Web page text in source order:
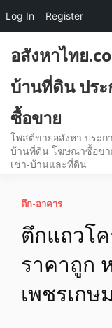
content
อสังหาไทย
บ้านที่ดิน ปร
ซื้อขาย
โพสต์ขายอสังหา ประก
บ้านที่ดิน โฆษณาซื้อขา
เช่า-บ้านและที่ดิน
ตึก-อาคาร
ตึกแถวโ
ราคาถูก
เพชรเกษ
Log In Register